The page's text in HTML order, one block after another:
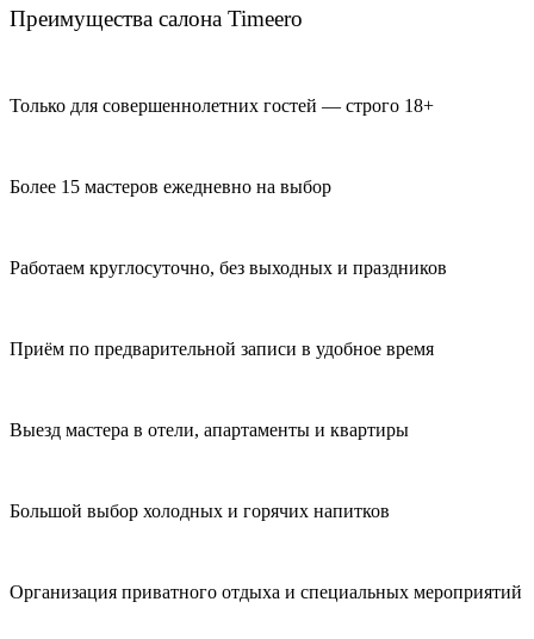
Преимущества салона Timeero
Только для совершеннолетних гостей — строго 18+
Более 15 мастеров ежедневно на выбор
Работаем круглосуточно, без выходных и праздников
Приём по предварительной записи в удобное время
Выезд мастера в отели, апартаменты и квартиры
Большой выбор холодных и горячих напитков
Организация приватного отдыха и специальных мероприятий